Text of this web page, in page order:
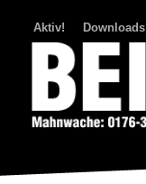
Aktiv! Downloads